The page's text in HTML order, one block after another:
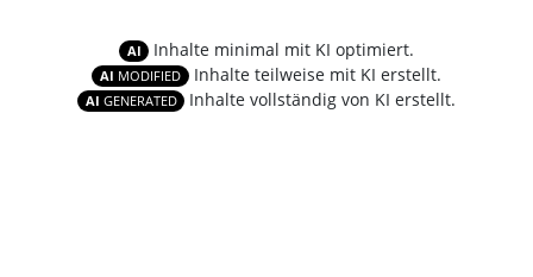
AI Inhalte minimal mit KI optimiert.
AI MODIFIED Inhalte teilweise mit KI erstellt.
AI GENERATED Inhalte vollständig von KI erstellt.